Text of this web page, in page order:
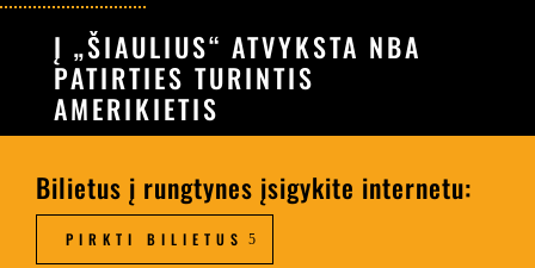
Į „ŠIAULIUS“ ATVYKSTA NBA
PATIRTIES TURINTIS
AMERIKIETIS
Bilietus į rungtynes įsigykite internetu:
PIRKTI BILIETUS